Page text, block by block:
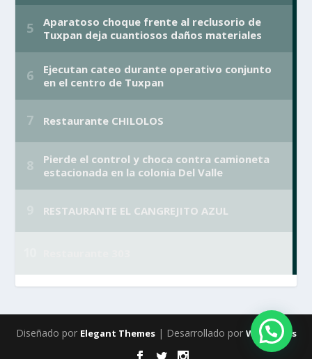
Diseñado por Elegant Themes| Desarrollado por WordPress